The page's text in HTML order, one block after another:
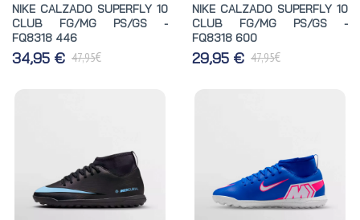
NIKE CALZADO SUPERFLY 10
CLUB FG/MG PS/GS -
FQ8318 446
34,95 € 47,95€
NIKE CALZADO SUPERFLY 10
CLUB FG/MG PS/GS -
FQ8318 600
29,95 € 47,95€